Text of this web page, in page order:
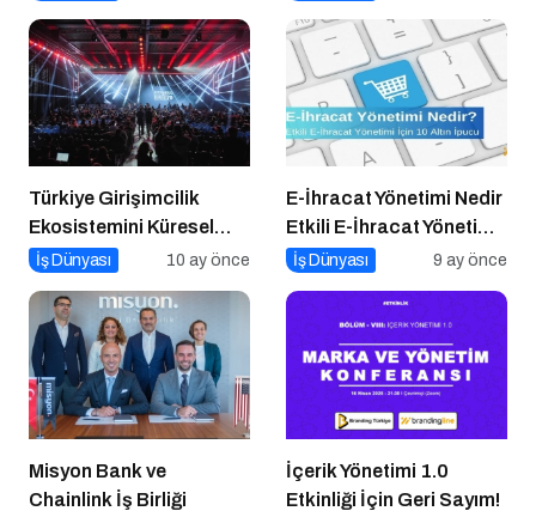
Türkiye Girişimcilik
Ekosistemini Küresel
Sahneye Taşıyan
İş Dünyası 10 ay önce
E-İhracat Yönetimi Nedir
Etkili E-İhracat Yönetimi
için 10 Altın İpucu
İş Dünyası 9 ay önce
Misyon Bank ve
Chainlink İş Birliği
İçerik Yönetimi 1.0
Etkinliği İçin Geri Sayım!